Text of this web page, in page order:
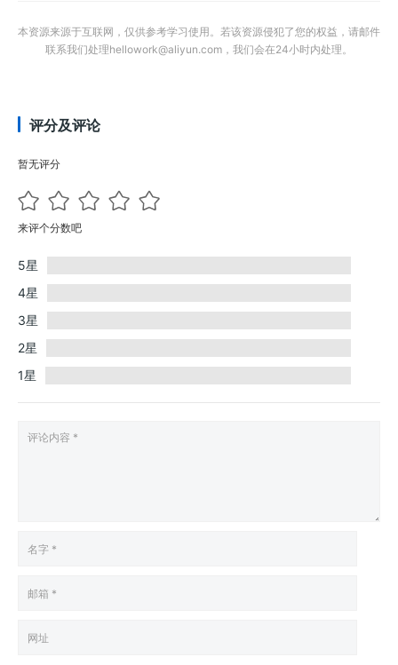
本资源来源于互联网，仅供参考学习使用。若该资源侵犯了您的权益，请邮件
联系我们处理hellowork@aliyun.com，我们会在24小时内处理。
评分及评论
暂无评分
来评个分数吧
5星
4星
3星
2星
1星